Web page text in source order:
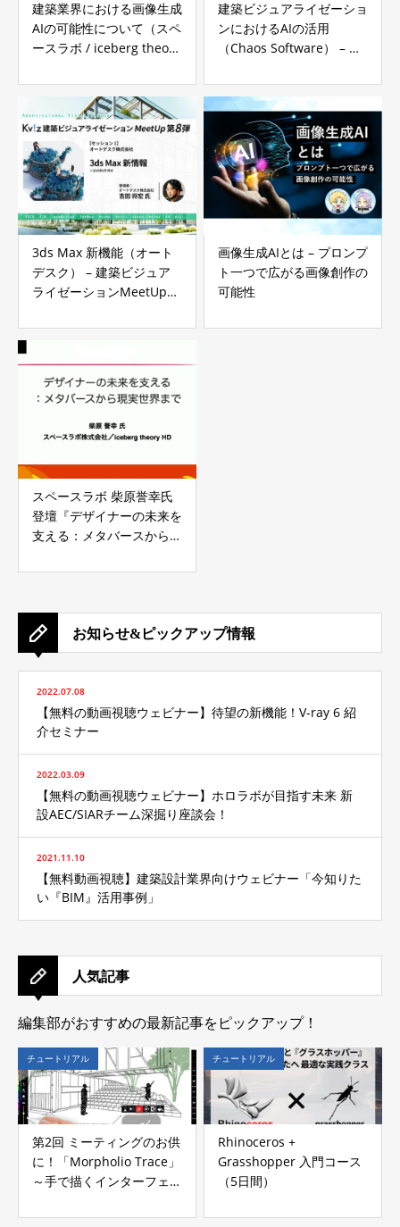
建築業界における画像生成
AIの可能性について（スペ
ースラボ / iceberg theory
アライゼーションMeetUp
第8弾 イベントレポート
建築ビジュアライゼーショ
ンにおけるAIの活用
（Chaos Software） – 建
MeetUp第8弾 イベントレ
ポート
3ds Max 新機能（オート
デスク） – 建築ビジュア
ライゼーションMeetUp第
画像生成AIとは – プロンプ
ト一つで広がる画像創作の
可能性
スペースラボ 柴原誉幸氏
登壇『デザイナーの未来を
支える：メタバースから現
2024（デザインサーフ）
お知らせ&ピックアップ情報
2022.07.08
【無料の動画視聴ウェビナー】待望の新機能！V-ray 6 紹
介セミナー
2022.03.09
【無料の動画視聴ウェビナー】ホロラボが目指す未来 新
設AEC/SIARチーム深掘り座談会！
2021.11.10
【無料動画視聴】建築設計業界向けウェビナー「今知りた
い『BIM』活用事例」
人気記事
編集部がおすすめの最新記事をピックアップ！
チュートリアル
第2回 ミーティングのお供
に！「Morpholio Trace」
～手で描くインターフェー
チュートリアル
Rhinoceros +
Grasshopper 入門コース
（5日間）